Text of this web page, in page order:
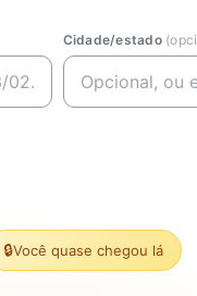
Cidade/estado
🔒Você quase chegou lá